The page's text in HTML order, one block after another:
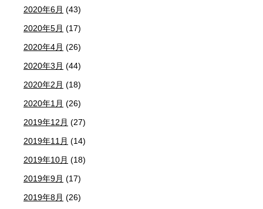
2020年6月 (43)
2020年5月 (17)
2020年4月 (26)
2020年3月 (44)
2020年2月 (18)
2020年1月 (26)
2019年12月 (27)
2019年11月 (14)
2019年10月 (18)
2019年9月 (17)
2019年8月 (26)